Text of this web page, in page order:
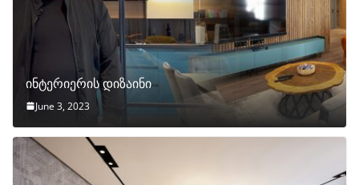
ინტერიერის დიზაინი
June 3, 2023